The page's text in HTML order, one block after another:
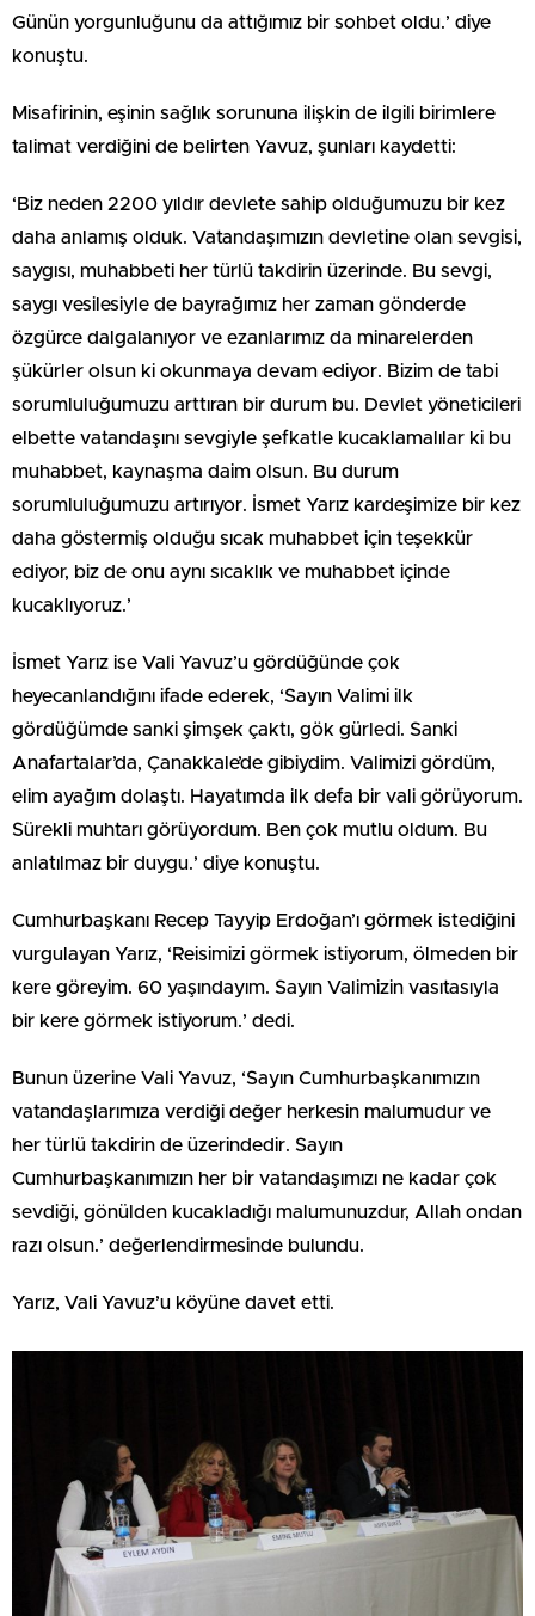
Günün yorgunluğunu da attığımız bir sohbet oldu.’ diye
konuştu.
Misafirinin, eşinin sağlık sorununa ilişkin de ilgili birimlere
talimat verdiğini de belirten Yavuz, şunları kaydetti:
‘Biz neden 2200 yıldır devlete sahip olduğumuzu bir kez
daha anlamış olduk. Vatandaşımızın devletine olan sevgisi,
saygısı, muhabbeti her türlü takdirin üzerinde. Bu sevgi,
saygı vesilesiyle de bayrağımız her zaman gönderde
özgürce dalgalanıyor ve ezanlarımız da minarelerden
şükürler olsun ki okunmaya devam ediyor. Bizim de tabi
sorumluluğumuzu arttıran bir durum bu. Devlet yöneticileri
elbette vatandaşını sevgiyle şefkatle kucaklamalılar ki bu
muhabbet, kaynaşma daim olsun. Bu durum
sorumluluğumuzu artırıyor. İsmet Yarız kardeşimize bir kez
daha göstermiş olduğu sıcak muhabbet için teşekkür
ediyor, biz de onu aynı sıcaklık ve muhabbet içinde
kucaklıyoruz.’
İsmet Yarız ise Vali Yavuz’u gördüğünde çok
heyecanlandığını ifade ederek, ‘Sayın Valimi ilk
gördüğümde sanki şimşek çaktı, gök gürledi. Sanki
Anafartalar’da, Çanakkale’de gibiydim. Valimizi gördüm,
elim ayağım dolaştı. Hayatımda ilk defa bir vali görüyorum.
Sürekli muhtarı görüyordum. Ben çok mutlu oldum. Bu
anlatılmaz bir duygu.’ diye konuştu.
Cumhurbaşkanı Recep Tayyip Erdoğan’ı görmek istediğini
vurgulayan Yarız, ‘Reisimizi görmek istiyorum, ölmeden bir
kere göreyim. 60 yaşındayım. Sayın Valimizin vasıtasıyla
bir kere görmek istiyorum.’ dedi.
Bunun üzerine Vali Yavuz, ‘Sayın Cumhurbaşkanımızın
vatandaşlarımıza verdiği değer herkesin malumudur ve
her türlü takdirin de üzerindedir. Sayın
Cumhurbaşkanımızın her bir vatandaşımızı ne kadar çok
sevdiği, gönülden kucakladığı malumunuzdur, Allah ondan
razı olsun.’ değerlendirmesinde bulundu.
Yarız, Vali Yavuz’u köyüne davet etti.